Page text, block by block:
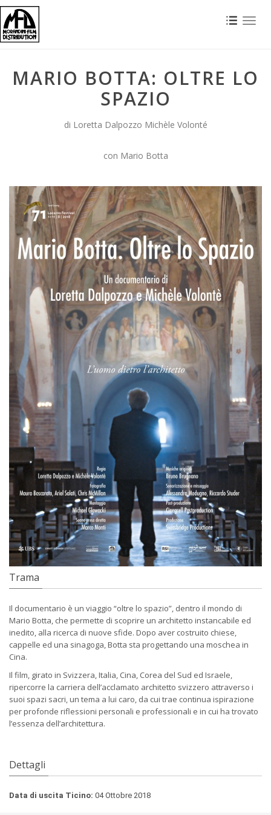
MARIO BOTTA: OLTRE LO
SPAZIO
di Loretta Dalpozzo Michèle Volonté
con Mario Botta
Trama
Il documentario è un viaggio “oltre lo spazio”, dentro il mondo di
Mario Botta, che permette di scoprire un architetto instancabile ed
inedito, alla ricerca di nuove sfide. Dopo aver costruito chiese,
cappelle ed una sinagoga, Botta sta progettando una moschea in
Cina.
Il film, girato in Svizzera, Italia, Cina, Corea del Sud ed Israele,
ripercorre la carriera dell’acclamato architetto svizzero attraverso i
suoi spazi sacri, un tema a lui caro, da cui trae continua ispirazione
per profonde riflessioni personali e professionali e in cui ha trovato
l’essenza dell’architettura.
Dettagli
Data di uscita Ticino: 04 Ottobre 2018